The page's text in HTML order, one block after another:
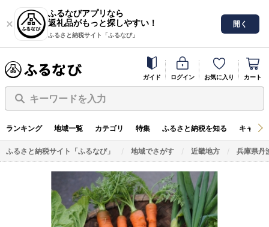
ふるなびアプリなら
返礼品がもっと探しやすい！
ふるさと納税サイト「ふるなび」
開く
ガイド ログイン お気に入り カート
キーワードを入力
ランキング 地域一覧 カテゴリ 特集 ふるさと納税を知る キャン
ふるさと納税サイト「ふるなび」 地域でさがす 近畿地方 兵庫県丹